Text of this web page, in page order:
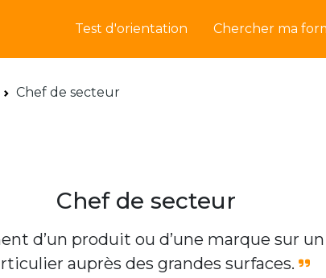
Test d'orientation Chercher ma
Chef de secteur
Chef de secteur
d’un produit ou d’une marque sur
auprès des grandes surfaces.